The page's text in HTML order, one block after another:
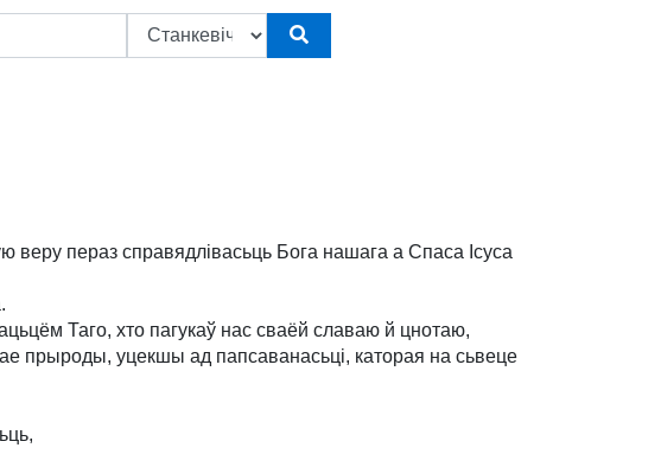
пераз справядлівасьць Бога нашага а Спаса Ісуса
Таго, хто пагукаў нас сваёй славаю й цнотаю,
прыроды, уцекшы ад папсаванасьці, каторая на сьвеце